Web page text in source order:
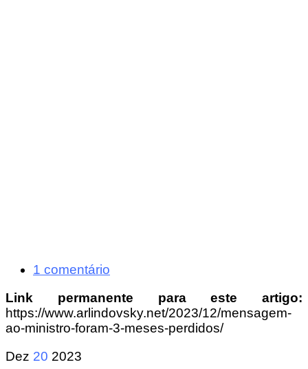
1 comentário
Link permanente para este artigo:
https://www.arlindovsky.net/2023/12/mensagem-
ao-ministro-foram-3-meses-perdidos/
Dez 20 2023